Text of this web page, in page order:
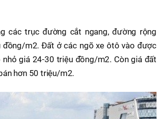
các trục đường cắt ngang, đường rộng
m2. Đất ở các ngõ xe ôtô vào được
giá 24-30 triệu đồng/m2. Còn giá đất
hơn 50 triệu/m2.